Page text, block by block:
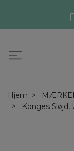
Hjem
Konges